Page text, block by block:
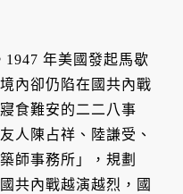
1947 年美國發起馬歇
內卻仍陷在國共內戰
食難安的二二八事
人陳占祥、陸謙受、
師事務所」，規劃
共內戰越演越烈，國